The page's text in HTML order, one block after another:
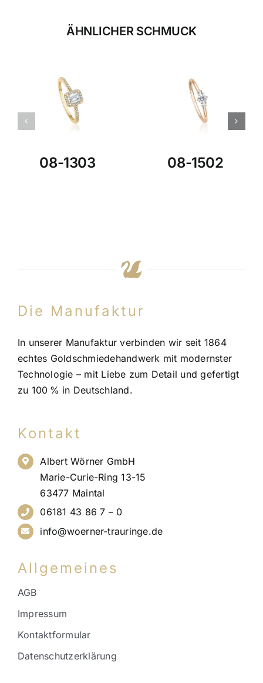
ÄHNLICHER SCHMUCK
08-1303 08-1502
Die Manufaktur
In unserer Manufaktur verbinden wir seit 1864
echtes Goldschmiedehandwerk mit modernster
Technologie – mit Liebe zum Detail und gefertigt
zu 100 % in Deutschland.
Kontakt
Albert Wörner GmbH
Marie-Curie-Ring 13-15
63477 Maintal
06181 43 86 7 – 0
info@woerner-trauringe.de
Allgemeines
AGB
Impressum
Kontaktformular
Datenschutzerklärung